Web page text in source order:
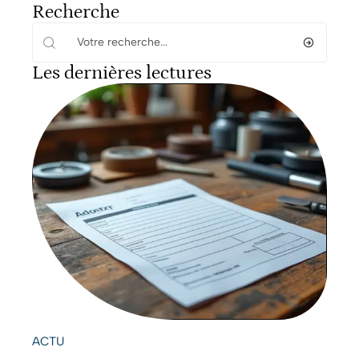
Recherche
Les dernières lectures
ACTU